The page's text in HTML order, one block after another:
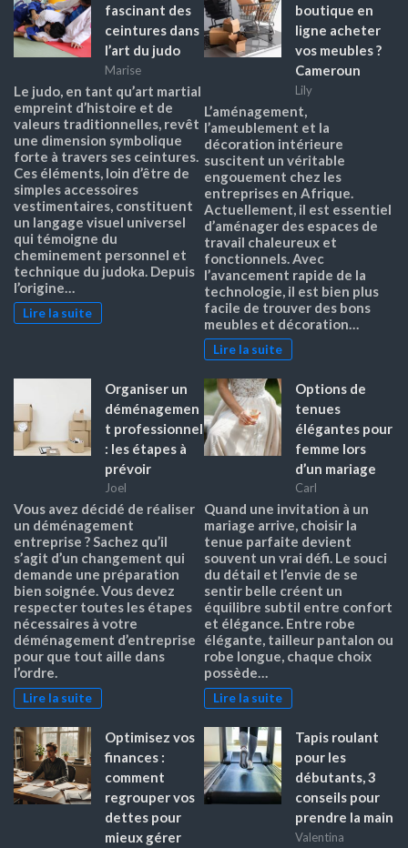
fascinant des
ceintures dans
l’art du judo
Marise
Le judo, en tant qu’art martial
empreint d’histoire et de
valeurs traditionnelles, revêt
une dimension symbolique
forte à travers ses ceintures.
Ces éléments, loin d’être de
simples accessoires
vestimentaires, constituent
un langage visuel universel
qui témoigne du
cheminement personnel et
technique du judoka. Depuis
l’origine…
Lire la suite
boutique en
ligne acheter
vos meubles ?
Cameroun
Lily
L’aménagement,
l’ameublement et la
décoration intérieure
suscitent un véritable
engouement chez les
entreprises en Afrique.
Actuellement, il est essentiel
d’aménager des espaces de
travail chaleureux et
fonctionnels. Avec
l’avancement rapide de la
technologie, il est bien plus
facile de trouver des bons
meubles et décoration…
Lire la suite
Organiser un
déménagemen
t professionnel
: les étapes à
prévoir
Joel
Vous avez décidé de réaliser
un déménagement
entreprise ? Sachez qu’il
s’agit d’un changement qui
demande une préparation
bien soignée. Vous devez
respecter toutes les étapes
nécessaires à votre
déménagement d’entreprise
pour que tout aille dans
l’ordre.
Lire la suite
Options de
tenues
élégantes pour
femme lors
d’un mariage
Carl
Quand une invitation à un
mariage arrive, choisir la
tenue parfaite devient
souvent un vrai défi. Le souci
du détail et l’envie de se
sentir belle créent un
équilibre subtil entre confort
et élégance. Entre robe
élégante, tailleur pantalon ou
robe longue, chaque choix
possède…
Lire la suite
Optimisez vos
finances :
comment
regrouper vos
dettes pour
mieux gérer
Tapis roulant
pour les
débutants, 3
conseils pour
prendre la main
Valentina